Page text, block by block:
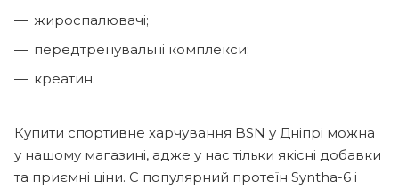
жироспалювачі;
передтренувальні комплекси;
креатин.
Купити спортивне харчування BSN у Дніпрі можна
у нашому магазині, адже у нас тільки якісні добавки
та приємні ціни. Є популярний протеїн Syntha-6 і